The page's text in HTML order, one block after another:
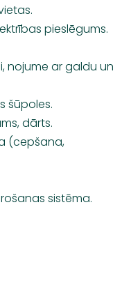
pieslēgums.
nojume ar galdu un
šūpoles.
dārts.
(cepšana,
sistēma.